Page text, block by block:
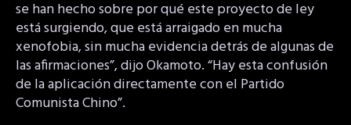
se han hecho sobre por qué este proyecto de ley
está surgiendo, que está arraigado en mucha
xenofobia, sin mucha evidencia detrás de algunas de
las afirmaciones”, dijo Okamoto. “Hay esta confusión
de la aplicación directamente con el Partido
Comunista Chino”.